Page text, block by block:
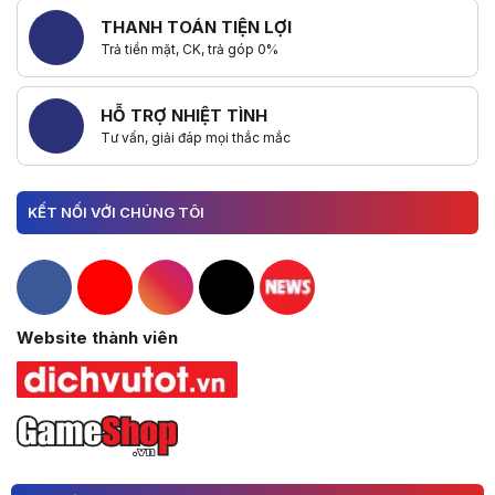
THANH TOÁN TIỆN LỢI
Trả tiền mặt, CK, trả góp 0%
HỖ TRỢ NHIỆT TÌNH
Tư vấn, giải đáp mọi thắc mắc
KẾT NỐI VỚI CHÚNG TÔI
Hacom Facebook
Hacom YouTube
Hacom Instagram
Hacom TikTok
Website thành viên